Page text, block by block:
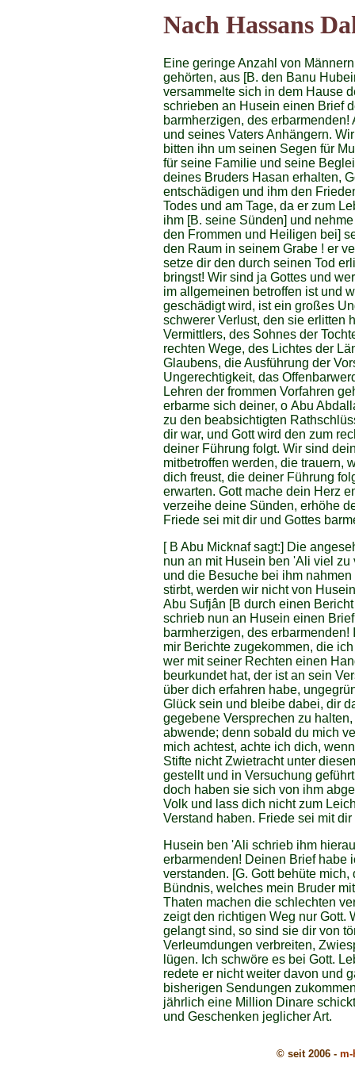
Nach Hassans
Eine geringe Anzahl von
gehörten, aus [B. den Banu
versammelte sich in dem Hause
schrieben an Husein einen Brief
barmherzigen, des
und seines Vaters Anhängern.
bitten ihn um seinen Segen für
für seine Familie und seine
deines Bruders Hasan erhalten,
entschädigen und ihm den
Todes und am Tage, da er zum
ihm [B. seine Sünden] und
den Frommen und Heiligen bei]
den Raum in seinem Grabe ! er
setze dir den durch seinen Tod
bringst! Wir sind ja Gottes und
im allgemeinen betroffen ist und
geschädigt wird, ist ein großes
schwerer Verlust, den sie erlitten
Vermittlers, des Sohnes der
rechten Wege, des Lichtes der
Glaubens, die Ausführung der
Ungerechtigkeit, das
Lehren der frommen Vorfahren
erbarme sich deiner, о Abu
zu den beabsichtigten
dir war, und Gott wird den zum
deiner Führung folgt. Wir sind
mitbetroffen werden, die trauern,
dich freust, die deiner Führung
erwarten. Gott mache dein Herz
verzeihe deine Sünden, erhöhe
Friede sei mit dir und Gottes
[ B Abu Micknaf sagt:] Die
nun an mit Husein ben 'Ali viel
und die Besuche bei ihm
stirbt, werden wir nicht von
Abu Sufjân [В durch einen
schrieb nun an Husein einen
barmherzigen, des
mir Berichte zugekommen, die
wer mit seiner Rechten einen
beurkundet hat, der ist an sein
über dich erfahren habe,
Glück sein und bleibe dabei, dir
gegebene Versprechen zu
abwende; denn sobald du mich
mich achtest, achte ich dich,
Stifte nicht Zwietracht unter
gestellt und in Versuchung
doch haben sie sich von ihm
Volk und lass dich nicht zum
Verstand haben. Friede sei mit
Husein ben 'Ali schrieb ihm
erbarmenden! Deinen Brief habe
verstanden. [G. Gott behüte
Bündnis, welches mein Bruder
Thaten machen die schlechten
zeigt den richtigen Weg nur Gott.
gelangt sind, so sind sie dir von
Verleumdungen verbreiten,
lügen. Ich schwöre es bei Gott.
redete er nicht weiter davon und
bisherigen Sendungen
jährlich eine Million Dinare
und Geschenken jeglicher Art.
© seit 2006 - m-